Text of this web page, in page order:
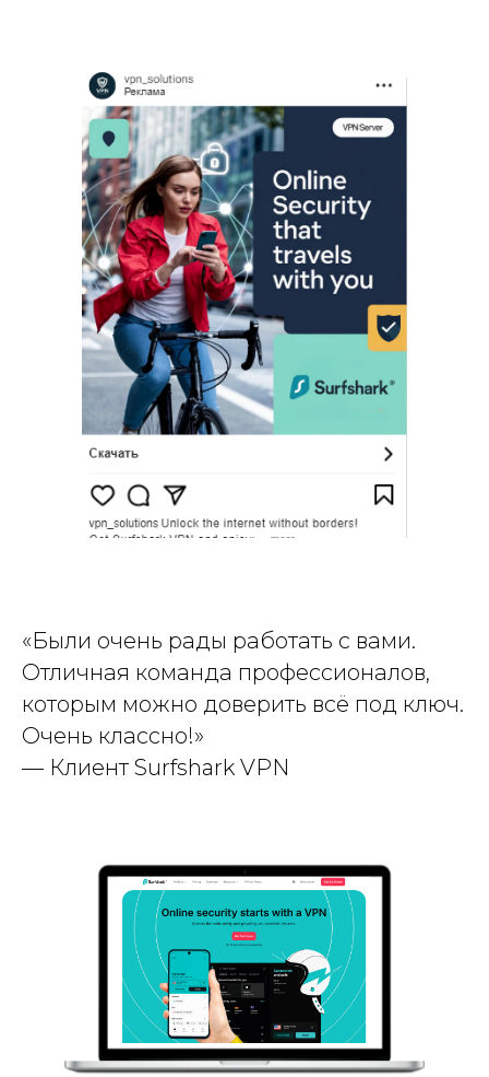
«Были очень рады работать с вами.
Отличная команда профессионалов,
которым можно доверить всё под ключ.
Очень классно!»
— Клиент Surfshark VPN